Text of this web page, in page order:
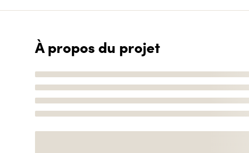
À propos du projet